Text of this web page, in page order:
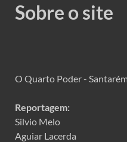
Sobre o site
O Quarto Poder -
Reportagem:
Silvio Melo
Aguiar Lacerda